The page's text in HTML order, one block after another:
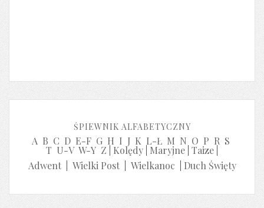
ŚPIEWNIK ALFABETYCZNY
A B C D E-F G H I J K L-Ł M N O P R S
T U-V W-Y Z Kolędy Maryjne Taize
Adwent| Wielki Post| Wielkanoc Duch Święty